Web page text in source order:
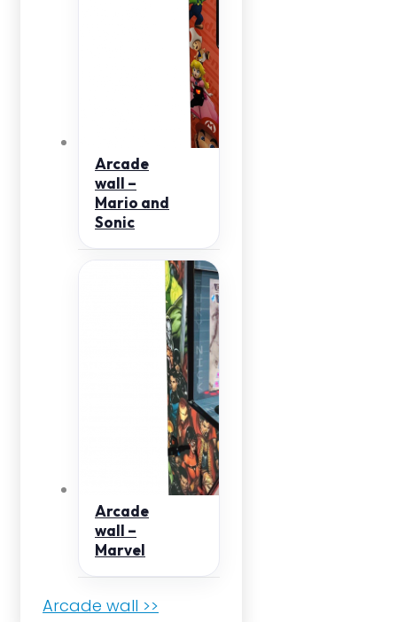
Arcade
wall –
Mario and
Sonic
Arcade
wall –
Marvel
Arcade wall >>